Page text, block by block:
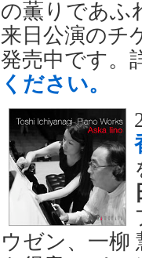
の薫りであふ
来日公演のチ
発売中です。
ください。
ウゼン、一柳